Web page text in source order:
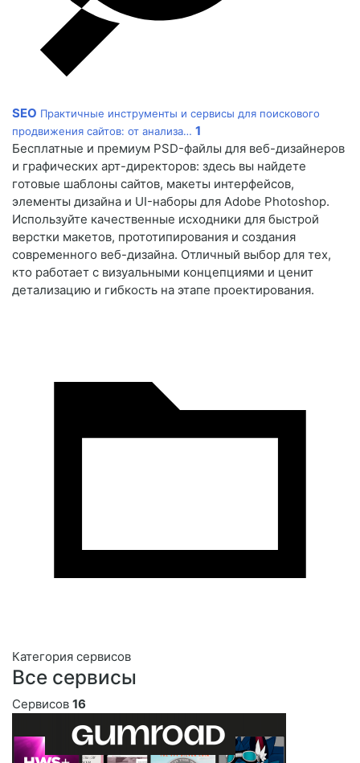
SEO Практичные инструменты и сервисы для поискового
продвижения сайтов: от анализа… 1
Бесплатные и премиум PSD-файлы для веб-дизайнеров
и графических арт-директоров: здесь вы найдете
готовые шаблоны сайтов, макеты интерфейсов,
элементы дизайна и UI-наборы для Adobe Photoshop.
Используйте качественные исходники для быстрой
верстки макетов, прототипирования и создания
современного веб-дизайна. Отличный выбор для тех,
кто работает с визуальными концепциями и ценит
детализацию и гибкость на этапе проектирования.
Категория сервисов
Все сервисы
Сервисов 16